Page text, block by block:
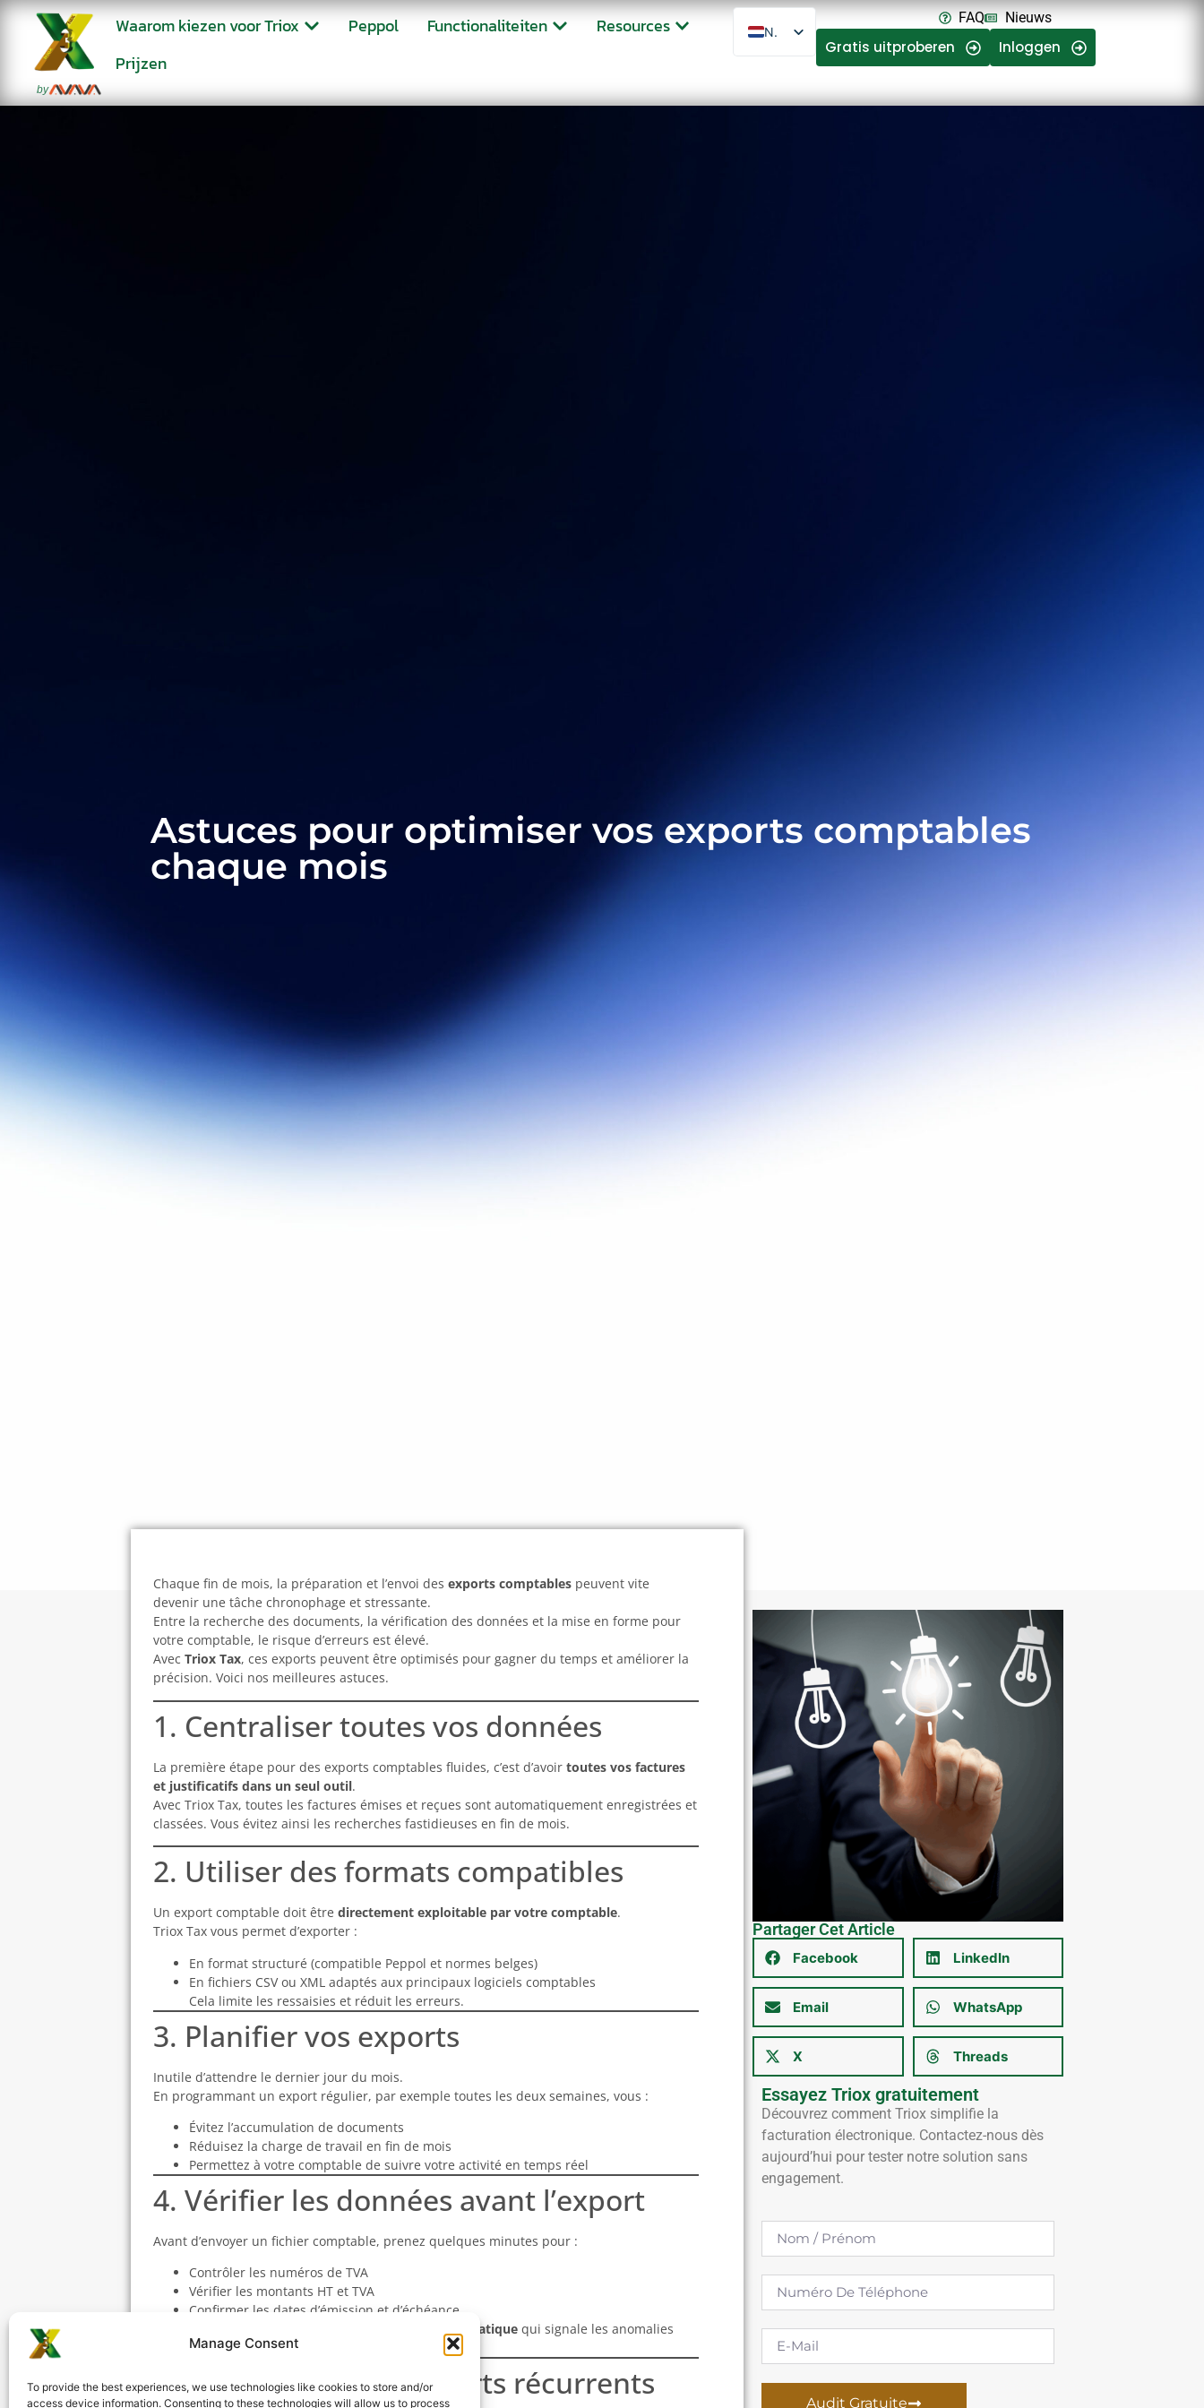
Manage Consent
To provide the best experiences, we use technologies like cookies to store and/or
access device information. Consenting to these technologies will allow us to process
by
NL
Waarom kiezen voor Triox Peppol Functionaliteiten
Resources
Prijzen
FAQ Nieuws
Gratis uitproberen Inloggen
Astuces pour optimiser vos exports comptables
chaque mois
Chaque fin de mois, la préparation et l’envoi desexports comptables peuvent vite
devenir une tâche chronophage et stressante.
Entre la recherche des documents, la vérification des données et la mise en forme pour
votre comptable, le risque d’erreurs est élevé.
AvecTriox Tax, ces exports peuvent être optimisés pour gagner du temps et améliorer la
précision. Voici nos meilleures astuces.
1. Centraliser toutes vos données
La première étape pour des exports comptables fluides, c’est d’avoirtoutes vos factures
et justificatifs dans un seul outil.
Avec Triox Tax, toutes les factures émises et reçues sont automatiquement enregistrées et
classées. Vous évitez ainsi les recherches fastidieuses en fin de mois.
2. Utiliser des formats compatibles
Un export comptable doit êtredirectement exploitable par votre comptable.
Triox Tax vous permet d’exporter :
En format structuré (compatible Peppol et normes belges)
En fichiers CSV ou XML adaptés aux principaux logiciels comptables
Cela limite les ressaisies et réduit les erreurs.
3. Planifier vos exports
Inutile d’attendre le dernier jour du mois.
En programmant un export régulier, par exemple toutes les deux semaines, vous :
Évitez l’accumulation de documents
Réduisez la charge de travail en fin de mois
Permettez à votre comptable de suivre votre activité en temps réel
4. Vérifier les données avant l’export
Avant d’envoyer un fichier comptable, prenez quelques minutes pour :
Contrôler les numéros de TVA
Vérifier les montants HT et TVA
Confirmer les dates d’émission et d’échéance
validation automatique qui signale les anomalies
avant l’export.
5. Automatiser les exports récurrents
Partager Cet Article
Facebook LinkedIn
Email WhatsApp
X Threads
Essayez Triox gratuitement
Découvrez comment Triox simplifie la
facturation électronique. Contactez-nous dès
aujourd’hui pour tester notre solution sans
engagement.
Audit Gratuite